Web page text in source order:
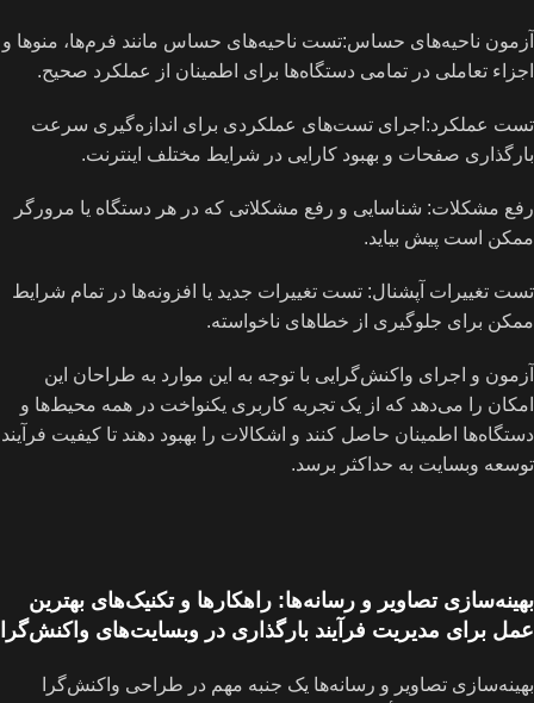
آزمون ناحیه‌های حساس:تست ناحیه‌های حساس مانند فرم‌ها، منوها و
اجزاء تعاملی در تمامی دستگاه‌ها برای اطمینان از عملکرد صحیح.
تست عملکرد:اجرای تست‌های عملکردی برای اندازه‌گیری سرعت
بارگذاری صفحات و بهبود کارایی در شرایط مختلف اینترنت.
رفع مشکلات: شناسایی و رفع مشکلاتی که در هر دستگاه یا مرورگر
ممکن است پیش بیاید.
تست تغییرات آپشنال: تست تغییرات جدید یا افزونه‌ها در تمام شرایط
ممکن برای جلوگیری از خطاهای ناخواسته.
آزمون و اجرای واکنش‌گرایی با توجه به این موارد به طراحان این
امکان را می‌دهد که از یک تجربه کاربری یکنواخت در همه محیط‌ها و
دستگاه‌ها اطمینان حاصل کنند و اشکالات را بهبود دهند تا کیفیت فرآیند
توسعه وبسایت به حداکثر برسد.
بهینه‌سازی تصاویر و رسانه‌ها: راهکارها و تکنیک‌های بهترین
عمل برای مدیریت فرآیند بارگذاری در وبسایت‌های واکنش‌گرا
بهینه‌سازی تصاویر و رسانه‌ها یک جنبه مهم در طراحی واکنش‌گرا